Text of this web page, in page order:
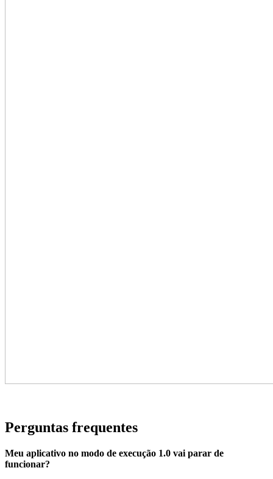
Perguntas frequentes
Meu aplicativo no modo de execução 1.0 vai parar de
funcionar?